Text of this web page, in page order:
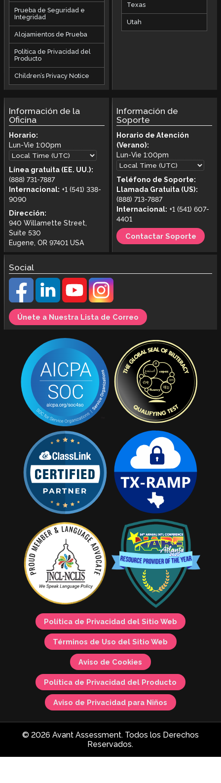
Prueba de Seguridad e
Integridad
Alojamientos de Prueba
Política de Privacidad del
Producto
Children’s Privacy Notice
Texas
Utah
Información de la
Oficina
Horario:
Lun-Vie 1:00pm
Línea gratuita (EE. UU.):
(888) 731-7887
Internacional: +1 (541) 338-
9090
Dirección:
940 Willamette Street,
Suite 530
Eugene, OR 97401 USA
Información de
Soporte
Horario de Atención
(Verano):
Lun-Vie1:00pm
Teléfono de Soporte:
Llamada Gratuita (US):
(888) 713-7887
Internacional: +1 (541) 607-
4401
Contactar Soporte
Social
Únete a Nuestra Lista de Correo
Política de Privacidad del Sitio Web
Términos de Uso del Sitio Web
Aviso de Cookies
Política de Privacidad del Producto
Aviso de Privacidad para Niños
© 2026 Avant Assessment. Todos los Derechos
Reservados.